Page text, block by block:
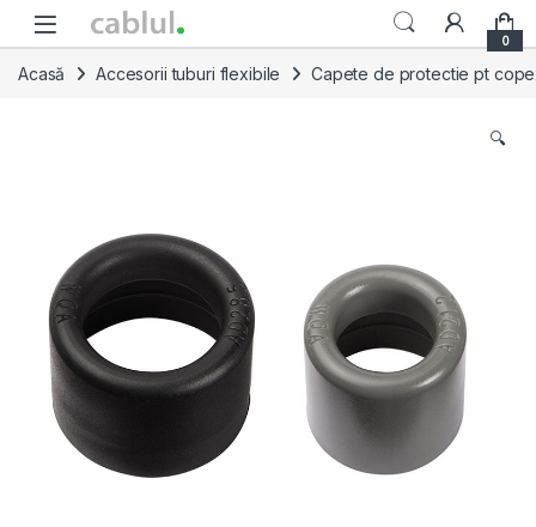
Skip to navigation
Skip to content
0
Acasă Accesorii tuburi flexibile Capete de protectie pt
🔍